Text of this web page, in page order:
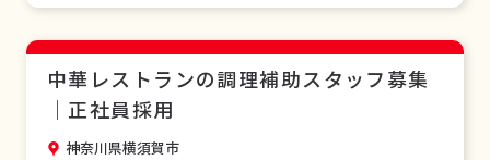
長期的なキャリア形成が可能です。シフト制勤…
中華レストランの調理補助スタッフ募集
｜正社員採用
神奈川県横須賀市